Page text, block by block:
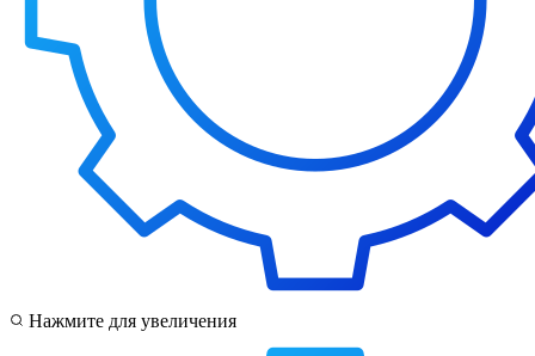
Нажмите для увеличения